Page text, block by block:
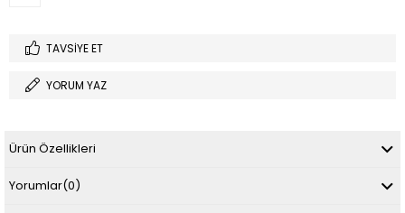
TAVSIYE ET
YORUM YAZ
Ürün Özellikleri
Yorumlar(0)